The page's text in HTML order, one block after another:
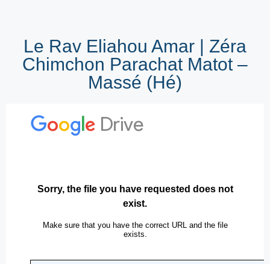
Le Rav Eliahou Amar | Zéra
Chimchon Parachat Matot –
Massé (Hé)